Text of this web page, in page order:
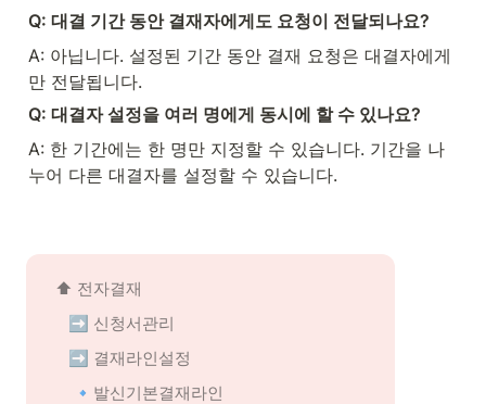
Q: 대결 기간 동안 결재자에게도 요청이 전달되나요?
A: 아닙니다. 설정된 기간 동안 결재 요청은 대결자에게
만 전달됩니다.
Q: 대결자 설정을 여러 명에게 동시에 할 수 있나요?
A: 한 기간에는 한 명만 지정할 수 있습니다. 기간을 나
누어 다른 대결자를 설정할 수 있습니다.
⬆️ 전자결재
➡️ 신청서관리
➡️ 결재라인설정
🔹발신기본결재라인